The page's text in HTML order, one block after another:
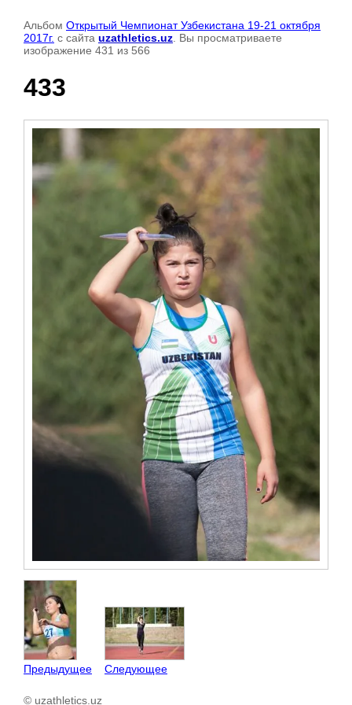
Альбом Открытый Чемпионат Узбекистана 19-21 октября
2017г. с сайта uzathletics.uz . Вы просматриваете
изображение 431 из 566
433
Предыдущее Следующее
© uzathletics.uz